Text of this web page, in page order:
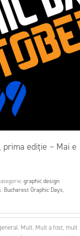
prima ediție – Mai e
graphic design
Bucharest Graphic Days,
Mult. Mult a fost, mult